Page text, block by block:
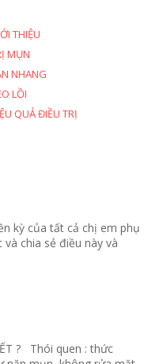
THIỆU
MỤN
NHANG
LỒI
QUẢ ĐIỀU TRỊ
kỳ của tất cả chị em phụ
chia sẻ điều này và
? Thói quen : thức